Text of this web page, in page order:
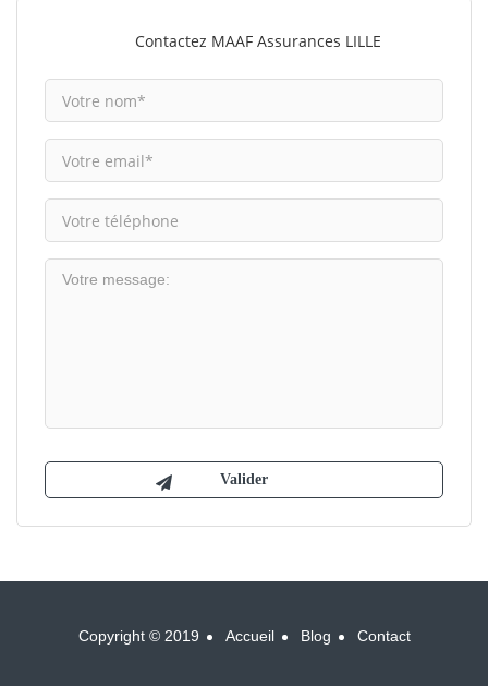
Contactez MAAF Assurances LILLE
Copyright © 2019 Accueil Blog Contact